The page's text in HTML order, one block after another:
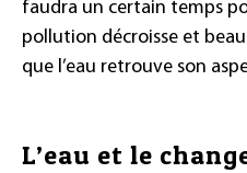
faudra un certain temps
pollution décroisse et
que l’eau retrouve son
L’eau et le